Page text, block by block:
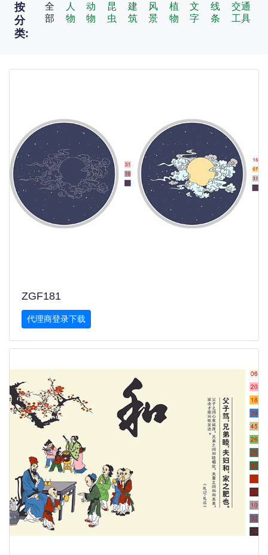
按
分
类:
全
部
人
物
动
物
昆
虫
建
筑
风
景
植
物
文
字
线
条
交通
工具
ZGF181
代理商登录下载